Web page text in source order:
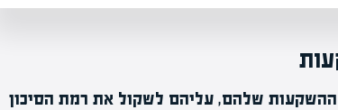
שלהם, עליהם לשקול את רמת הסיכון